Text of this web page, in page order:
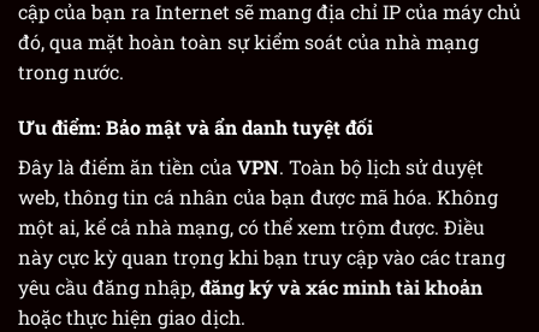
cập của bạn ra Internet sẽ mang địa chỉ IP của máy chủ
đó, qua mặt hoàn toàn sự kiểm soát của nhà mạng
trong nước.
Ưu điểm: Bảo mật và ẩn danh tuyệt đối
Đây là điểm ăn tiền của VPN. Toàn bộ lịch sử duyệt
web, thông tin cá nhân của bạn được mã hóa. Không
một ai, kể cả nhà mạng, có thể xem trộm được. Điều
này cực kỳ quan trọng khi bạn truy cập vào các trang
yêu cầu đăng nhập,đăng ký và xác minh tài khoản
hoặc thực hiện giao dịch.